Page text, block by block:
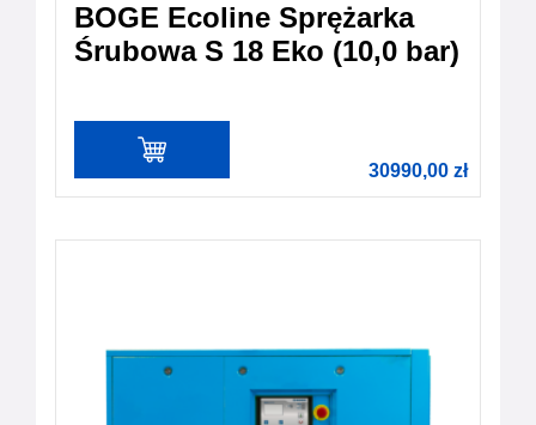
BOGE Ecoline Sprężarka
Śrubowa S 18 Eko (10,0 bar)
30990,00 zł